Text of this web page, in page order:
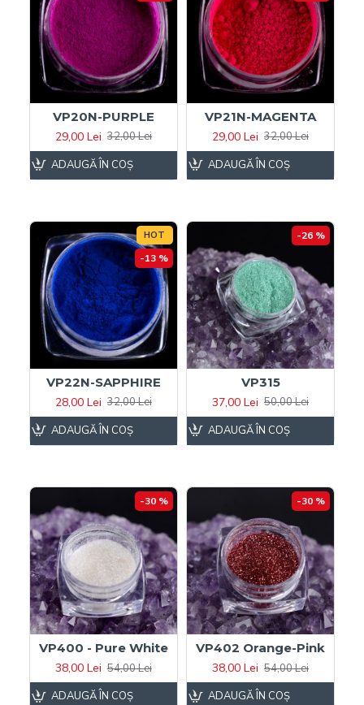
VP20N-PURPLE
29,00 Lei 32,00 Lei
ADAUGĂ ÎN COŞ
VP21N-MAGENTA
29,00 Lei 32,00 Lei
ADAUGĂ ÎN COŞ
HOT
-13 %
VP22N-SAPPHIRE
28,00 Lei 32,00 Lei
ADAUGĂ ÎN COŞ
-26 %
VP315
37,00 Lei 50,00 Lei
ADAUGĂ ÎN COŞ
-30 %
VP400 - Pure White
38,00 Lei 54,00 Lei
ADAUGĂ ÎN COŞ
-30 %
VP402 Orange-Pink
38,00 Lei 54,00 Lei
ADAUGĂ ÎN COŞ